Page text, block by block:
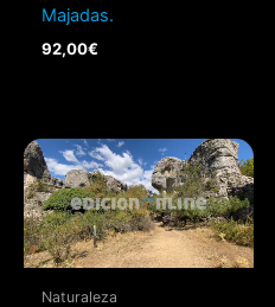
Majadas.
92,00€
Naturaleza